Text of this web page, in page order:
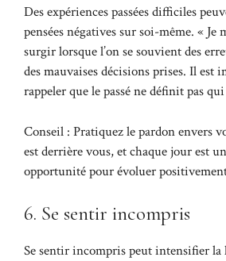
Des expériences passées difficiles
pensées négatives sur soi-même. « Je
surgir lorsque l’on se souvient des
des mauvaises décisions prises. Il est
rappeler que le passé ne définit pas
Conseil : Pratiquez le pardon envers
est derrière vous, et chaque jour est
opportunité pour évoluer
6. Se sentir incompris
Se sentir incompris peut intensifier la